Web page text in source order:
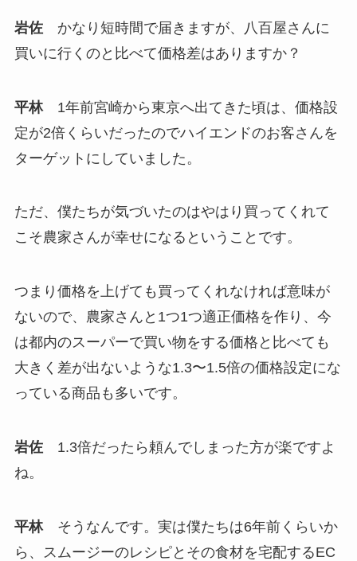
岩佐かなり短時間で届きますが、八百屋さんに
買いに行くのと比べて価格差はありますか？
平林1年前宮崎から東京へ出てきた頃は、価格設
定が2倍くらいだったのでハイエンドのお客さんを
ターゲットにしていました。
ただ、僕たちが気づいたのはやはり買ってくれて
こそ農家さんが幸せになるということです。
つまり価格を上げても買ってくれなければ意味が
ないので、農家さんと1つ1つ適正価格を作り、今
は都内のスーパーで買い物をする価格と比べても
大きく差が出ないような1.3〜1.5倍の価格設定にな
っている商品も多いです。
岩佐1.3倍だったら頼んでしまった方が楽ですよ
ね。
平林そうなんです。実は僕たちは6年前くらいか
ら、スムージーのレシピとその食材を宅配するEC